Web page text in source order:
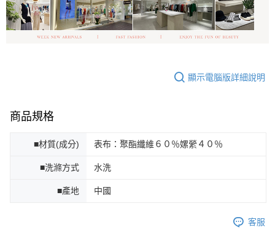
顯示電腦版詳細說明
商品規格
■材質(成分) 表布：聚酯纖維６０％嫘縈４０％
■洗滌方式 水洗
■產地 中國
客服